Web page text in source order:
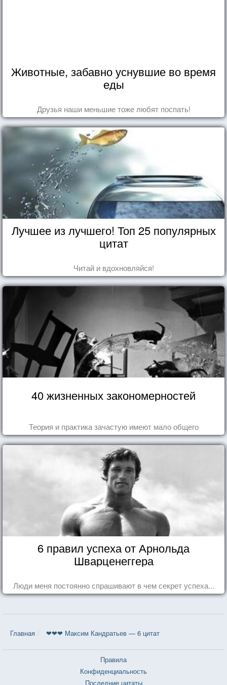
Животные, забавно уснувшие во время
еды
Друзья наши меньшие тоже любят поспать!
Лучшее из лучшего! Топ 25 популярных
цитат
Читай и вдохновляйся!
40 жизненных закономерностей
Теория и практика зачастую имеют мало общего
6 правил успеха от Арнольда
Шварценеггера
Люди меня постоянно спрашивают в чем секрет успеха...
Главная ❤❤❤ Максим Кандратьев — 6 цитат
Правила
Конфиденциальность
Последние цитаты